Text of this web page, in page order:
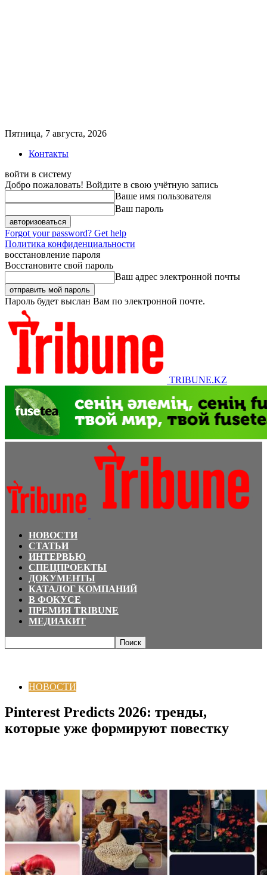
Пятница, 7 августа, 2026
Контакты
войти в систему
Добро пожаловать! Войдите в свою учётную запись
Ваше имя пользователя
Ваш пароль
Forgot your password? Get help
Политика конфиденциальности
восстановление пароля
Восстановите свой пароль
Ваш адрес электронной почты
Пароль будет выслан Вам по электронной почте.
TRIBUNE.KZ
НОВОСТИ
СТАТЬИ
ИНТЕРВЬЮ
СПЕЦПРОЕКТЫ
ДОКУМЕНТЫ
КАТАЛОГ КОМПАНИЙ
В ФОКУСЕ
ПРЕМИЯ TRIBUNE
МЕДИАКИТ
НОВОСТИ
Pinterest Predicts 2026: тренды,
которые уже формируют повестку